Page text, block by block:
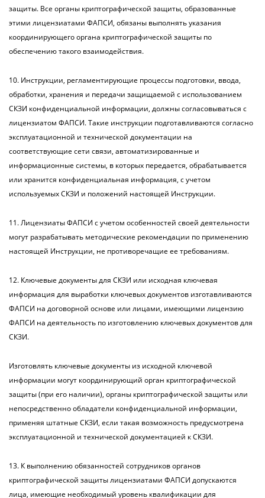
защиты. Все органы криптографической защиты, образованные
этими лицензиатами ФАПСИ, обязаны выполнять указания
координирующего органа криптографической защиты по
обеспечению такого взаимодействия.
10. Инструкции, регламентирующие процессы подготовки, ввода,
обработки, хранения и передачи защищаемой с использованием
СКЗИ конфиденциальной информации, должны согласовываться с
лицензиатом ФАПСИ. Такие инструкции подготавливаются согласно
эксплуатационной и технической документации на
соответствующие сети связи, автоматизированные и
информационные системы, в которых передается, обрабатывается
или хранится конфиденциальная информация, с учетом
используемых СКЗИ и положений настоящей Инструкции.
11. Лицензиаты ФАПСИ с учетом особенностей своей деятельности
могут разрабатывать методические рекомендации по применению
настоящей Инструкции, не противоречащие ее требованиям.
12. Ключевые документы для СКЗИ или исходная ключевая
информация для выработки ключевых документов изготавливаются
ФАПСИ на договорной основе или лицами, имеющими лицензию
ФАПСИ на деятельность по изготовлению ключевых документов для
СКЗИ.
Изготовлять ключевые документы из исходной ключевой
информации могут координирующий орган криптографической
защиты (при его наличии), органы криптографической защиты или
непосредственно обладатели конфиденциальной информации,
применяя штатные СКЗИ, если такая возможность предусмотрена
эксплуатационной и технической документацией к СКЗИ.
13. К выполнению обязанностей сотрудников органов
криптографической защиты лицензиатами ФАПСИ допускаются
лица, имеющие необходимый уровень квалификации для